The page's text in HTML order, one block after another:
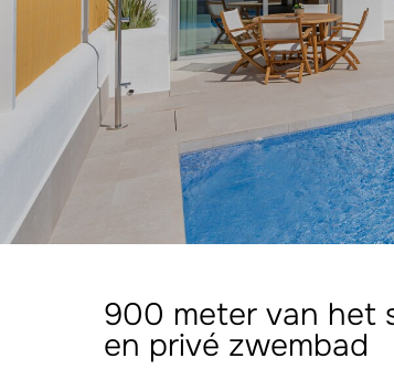
900 meter van het
en privé zwembad